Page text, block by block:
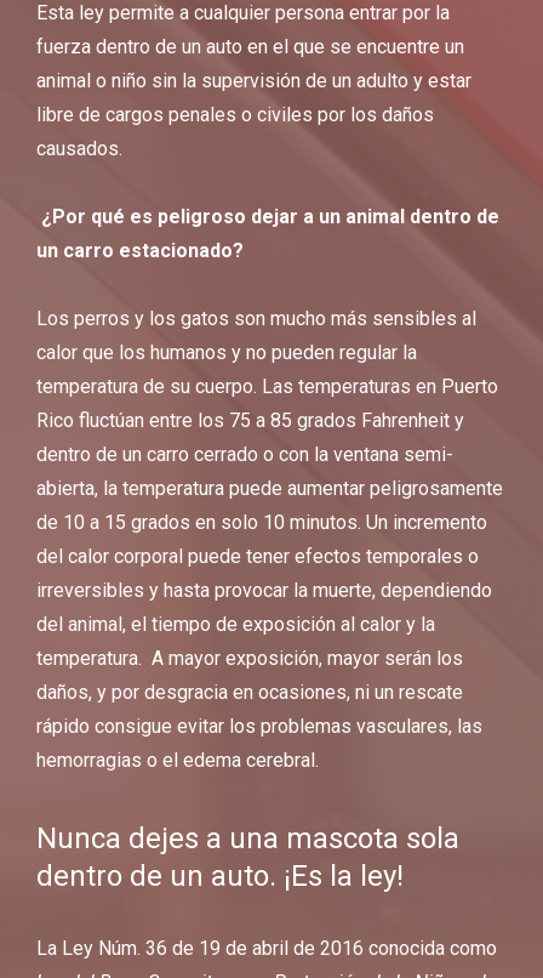
Esta ley permite a cualquier persona entrar por la
fuerza dentro de un auto en el que se encuentre un
animal o niño sin la supervisión de un adulto y estar
libre de cargos penales o civiles por los daños
causados.
¿Por qué es peligroso dejar a un animal dentro de
un carro estacionado?
Los perros y los gatos son mucho más sensibles al
calor que los humanos y no pueden regular la
temperatura de su cuerpo. Las temperaturas en Puerto
Rico fluctúan entre los 75 a 85 grados Fahrenheit y
dentro de un carro cerrado o con la ventana semi-
abierta, la temperatura puede aumentar peligrosamente
de 10 a 15 grados en solo 10 minutos. Un incremento
del calor corporal puede tener efectos temporales o
irreversibles y hasta provocar la muerte, dependiendo
del animal, el tiempo de exposición al calor y la
temperatura. A mayor exposición, mayor serán los
daños, y por desgracia en ocasiones, ni un rescate
rápido consigue evitar los problemas vasculares, las
hemorragias o el edema cerebral.
Nunca dejes a una mascota sola
dentro de un auto. ¡Es la ley!
La Ley Núm. 36 de 19 de abril de 2016 conocida como